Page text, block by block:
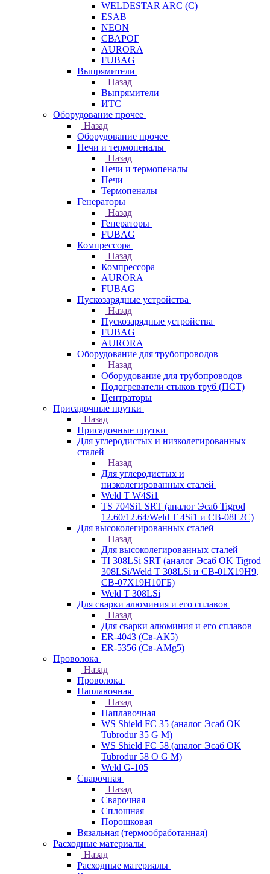
WELDESTAR ARC (С)
ESAB
NEON
СВАРОГ
AURORA
FUBAG
Выпрямители
Назад
Выпрямители
ИТС
Оборудование прочее
Назад
Оборудование прочее
Печи и термопеналы
Назад
Печи и термопеналы
Печи
Термопеналы
Генераторы
Назад
Генераторы
FUBAG
Компрессора
Назад
Компрессора
AURORA
FUBAG
Пускозарядные устройства
Назад
Пускозарядные устройства
FUBAG
AURORA
Оборудование для трубопроводов
Назад
Оборудование для трубопроводов
Подогреватели стыков труб (ПСТ)
Центраторы
Присадочные прутки
Назад
Присадочные прутки
Для углеродистых и низколегированных
сталей
Назад
Для углеродистых и
низколегированных сталей
Weld T W4Si1
TS 704Si1 SRT (аналог Эсаб Tigrod
12.60/12.64/Weld T 4Si1 и СВ-08Г2С)
Для высоколегированных сталей
Назад
Для высоколегированных сталей
TI 308LSi SRT (аналог Эсаб OK Tigrod
308LSi/Weld T 308LSi и СВ-01Х19Н9,
СВ-07Х19Н10ГБ)
Weld T 308LSi
Для сварки алюминия и его сплавов
Назад
Для сварки алюминия и его сплавов
ER-4043 (Св-АК5)
ER-5356 (Св-АМg5)
Проволока
Назад
Проволока
Наплавочная
Назад
Наплавочная
WS Shield FC 35 (аналог Эсаб OK
Tubrodur 35 G M)
WS Shield FC 58 (аналог Эсаб OK
Tubrodur 58 O G M)
Weld G-105
Сварочная
Назад
Сварочная
Сплошная
Порошковая
Вязальная (термообработанная)
Расходные материалы
Назад
Расходные материалы